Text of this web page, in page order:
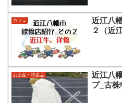
カフェ
近江八
２（近
お土産・特産品
近江八
プ_古株